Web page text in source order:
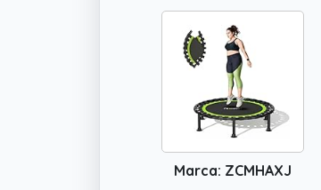
Marca: ZCMHAXJ